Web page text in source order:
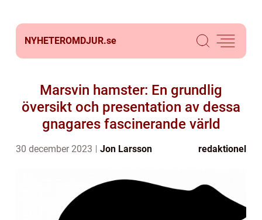
NYHETEROMDJUR.se
Marsvin hamster: En grundlig
översikt och presentation av dessa
gnagares fascinerande värld
30 december 2023 Jon Larsson redaktionel